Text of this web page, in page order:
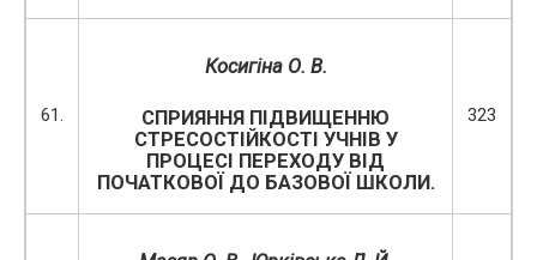
61.
Косигіна О. В.
СПРИЯННЯ ПІДВИЩЕННЮ
СТРЕСОСТІЙКОСТІ УЧНІВ У
ПРОЦЕСІ ПЕРЕХОДУ ВІД
ПОЧАТКОВОЇ ДО БАЗОВОЇ ШКОЛИ.
323